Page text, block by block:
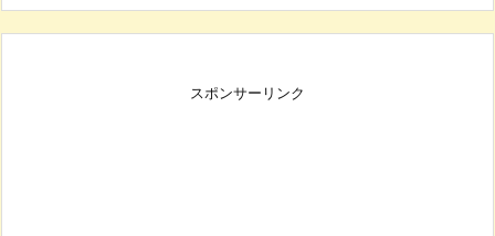
スポンサーリンク